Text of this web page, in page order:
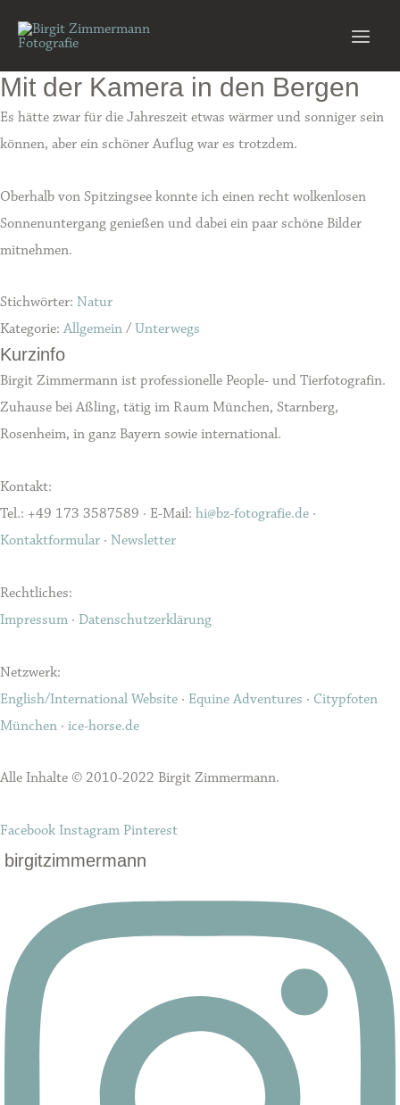
Inhalt
Mit der Kamera in den Bergen
Es hätte zwar für die Jahreszeit etwas wärmer und sonniger sein
können, aber ein schöner Auflug war es trotzdem.
Oberhalb von Spitzingsee konnte ich einen recht wolkenlosen
Sonnenuntergang genießen und dabei ein paar schöne Bilder
mitnehmen.
Stichwörter: Natur
Kategorie: Allgemein / Unterwegs
Kurzinfo
Birgit Zimmermann ist professionelle People- und Tierfotografin.
Zuhause bei Aßling, tätig im Raum München, Starnberg,
Rosenheim, in ganz Bayern sowie international.
Kontakt:
Tel.: +49 173 3587589 · E-Mail: hi@bz-fotografie.de ·
Kontaktformular · Newsletter
Rechtliches:
Impressum · Datenschutzerklärung
Netzwerk:
English/International Website · Equine Adventures · Citypfoten
München · ice-horse.de
Alle Inhalte © 2010-2022 Birgit Zimmermann.
Facebook Instagram Pinterest
birgitzimmermann